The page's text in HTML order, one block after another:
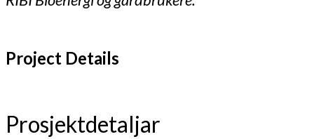
Project Details
Prosjektdetaljar